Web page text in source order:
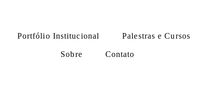
Portfólio Institucional Palestras e Cursos
Sobre Contato